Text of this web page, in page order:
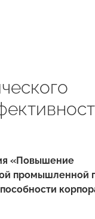
«Повышение
промышленной